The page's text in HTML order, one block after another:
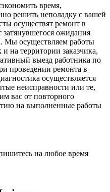
время,
решить неполадку с вашей
осуществят ремонт в
затянувшегося ожидания
Мы осуществляем работы
на территории заказчика,
выезд работника по
проведении ремонта в
осуществляется
неисправности или те,
вас от повторного
на выполненные работы
на любое время